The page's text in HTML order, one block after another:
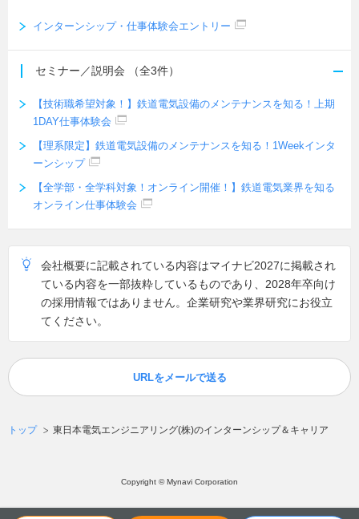
インターンシップ・仕事体験会エントリー
セミナー／説明会 （全3件）
【技術職希望対象！】鉄道電気設備のメンテナンスを知る！上期
1DAY仕事体験会
【理系限定】鉄道電気設備のメンテナンスを知る！1Weekインタ
ーンシップ
【全学部・全学科対象！オンライン開催！】鉄道電気業界を知る
オンライン仕事体験会
会社概要に記載されている内容はマイナビ2027に掲載され
ている内容を一部抜粋しているものであり、2028年卒向け
の採用情報ではありません。企業研究や業界研究にお役立
てください。
URLをメールで送る
トップ 東日本電気エンジニアリング(株)のインターンシップ＆キャリア
Copyright © Mynavi Corporation